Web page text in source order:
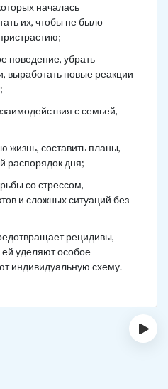
началась
их, чтобы не было
поведение, убрать
выработать новые реакции
с семьей,
жизнь, составить планы,
распорядок дня;
со стрессом,
и сложных ситуаций без
рецидивы,
уделяют особое
индивидуальную схему.
›